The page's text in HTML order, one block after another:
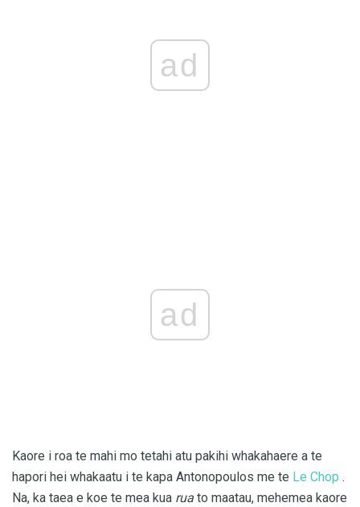
ad
ad
Kaore i roa te mahi mo tetahi atu pakihi whakahaere a te
hapori hei whakaatu i te kapa Antonopoulos me te Le Chop .
Na, ka taea e koe te mea kua rua to maatau, mehemea kaore